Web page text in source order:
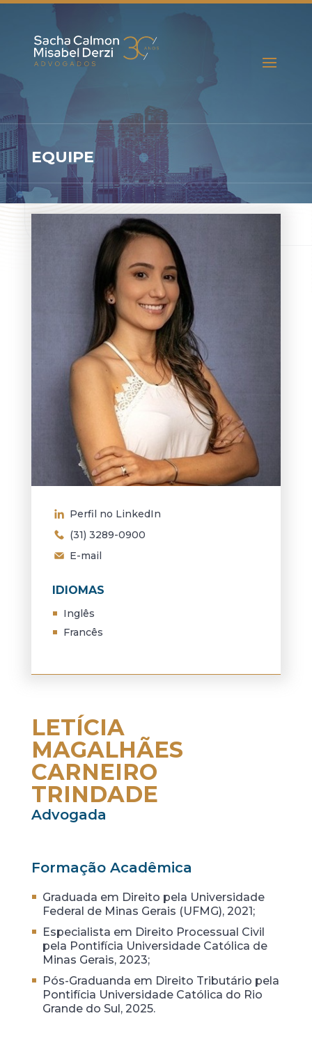
EQUIPE
Perfil no LinkedIn
(31) 3289-0900
E-mail
IDIOMAS
Inglês
Francês
LETÍCIA
MAGALHÃES
CARNEIRO
TRINDADE
Advogada
Formação Acadêmica
Graduada em Direito pela Universidade
Federal de Minas Gerais (UFMG), 2021;
Especialista em Direito Processual Civil
pela Pontifícia Universidade Católica de
Minas Gerais, 2023;
Pós-Graduanda em Direito Tributário pela
Pontifícia Universidade Católica do Rio
Grande do Sul, 2025.